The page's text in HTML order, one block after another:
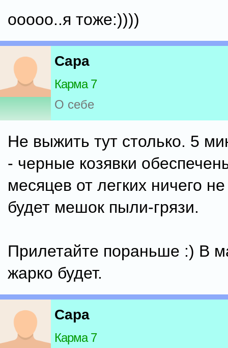
ооооо..я тоже:))))
Capa
Карма 7
О себе
Не выжить тут столько. 5
- черные козявки
месяцев от легких ничего
будет мешок пыли-грязи.
Прилетайте пораньше :) В
жарко будет.
Capa
Карма 7